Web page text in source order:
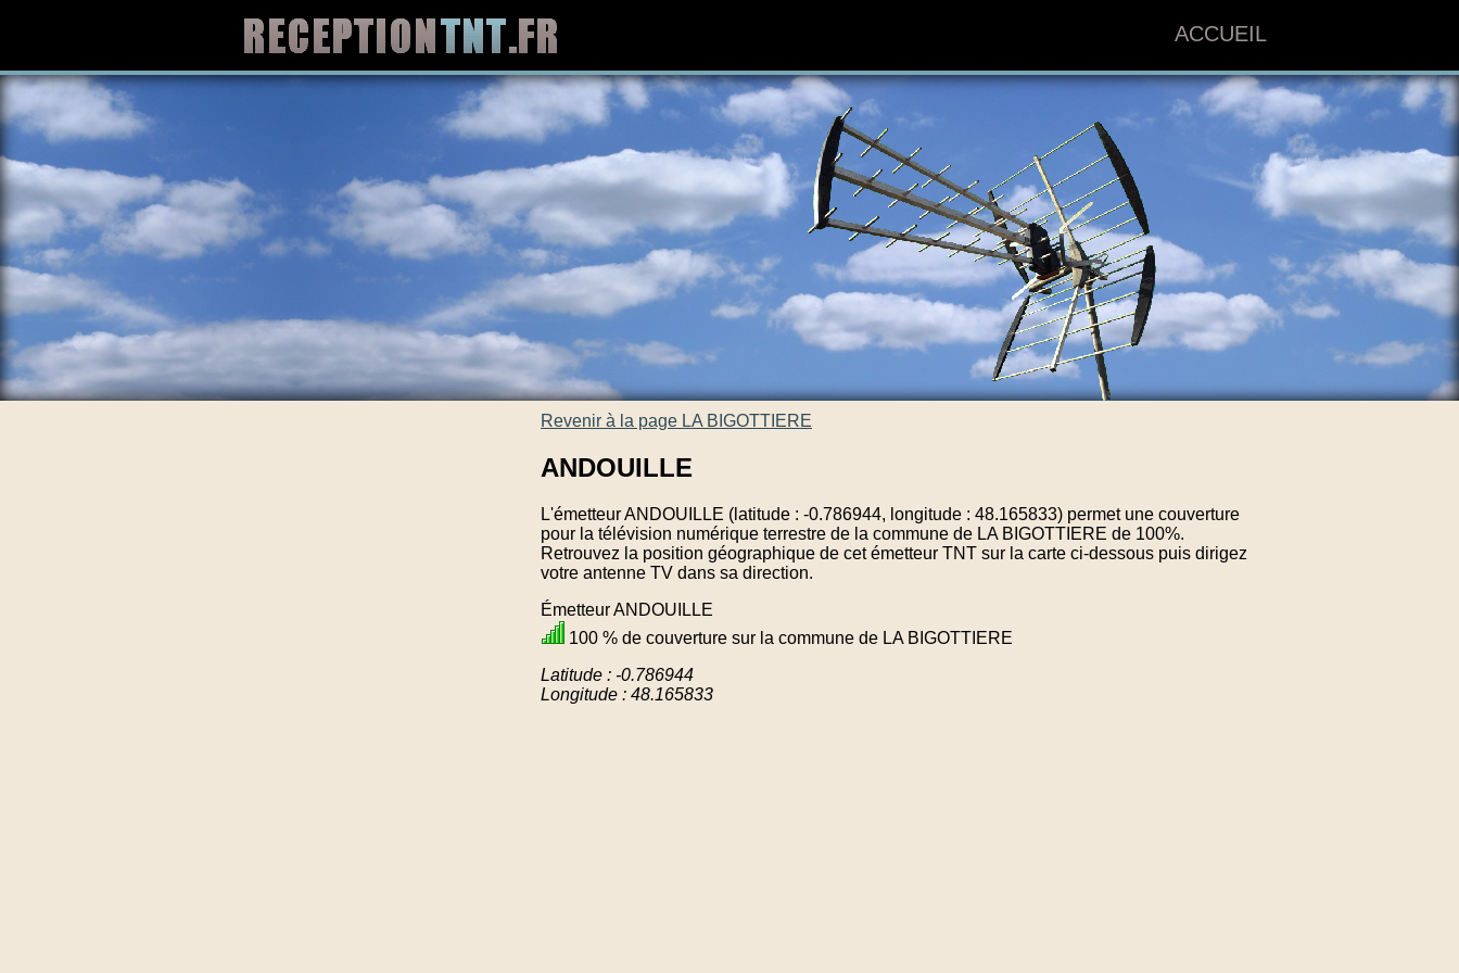
ACCUEIL
Revenir à la page LA BIGOTTIERE
ANDOUILLE
L'émetteur ANDOUILLE (latitude : -0.786944, longitude : 48.165833) permet une couverture
pour la télévision numérique terrestre de la commune de LA BIGOTTIERE de 100%.
Retrouvez la position géographique de cet émetteur TNT sur la carte ci-dessous puis dirigez
votre antenne TV dans sa direction.
Émetteur ANDOUILLE
100 % de couverture sur la commune de LA BIGOTTIERE
Latitude : -0.786944
Longitude : 48.165833